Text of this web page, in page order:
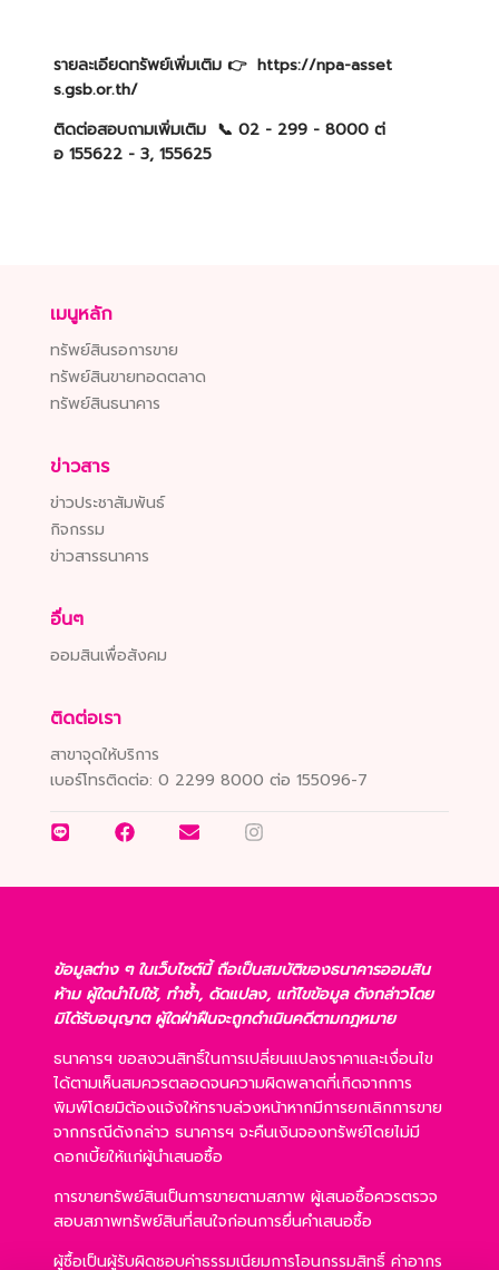
รายละเอียดทรัพย์เพิ่มเติม 👉 https://npa-asset
s.gsb.or.th/
ติดต่อสอบถามเพิ่มเติม 📞 02 - 299 - 8000 ต่
อ 155622 - 3, 155625
เมนูหลัก
ทรัพย์สินรอการขาย
ทรัพย์สินขายทอดตลาด
ทรัพย์สินธนาคาร
ข่าวสาร
ข่าวประชาสัมพันธ์
กิจกรรม
ข่าวสารธนาคาร
อื่นๆ
ออมสินเพื่อสังคม
ติดต่อเรา
สาขาจุดให้บริการ
เบอร์โทรติดต่อ: 0 2299 8000 ต่อ 155096-7
ข้อมูลต่าง ๆ ในเว็บไซต์นี้ ถือเป็นสมบัติของธนาคารออมสิน
ห้าม ผู้ใดนำไปใช้, ทำซ้ำ, ดัดแปลง, แก้ไขข้อมูล ดังกล่าวโดย
มิได้รับอนุญาต ผู้ใดฝ่าฝืนจะถูกดำเนินคดีตามกฎหมาย
ธนาคารฯ ขอสงวนสิทธิ์ในการเปลี่ยนแปลงราคาและเงื่อนไข
ได้ตามเห็นสมควรตลอดจนความผิดพลาดที่เกิดจากการ
พิมพ์โดยมิต้องแจ้งให้ทราบล่วงหน้าหากมีการยกเลิกการขาย
จากกรณีดังกล่าว ธนาคารฯ จะคืนเงินจองทรัพย์โดยไม่มี
ดอกเบี้ยให้แก่ผู้นำเสนอซื้อ
การขายทรัพย์สินเป็นการขายตามสภาพ ผู้เสนอซื้อควรตรวจ
สอบสภาพทรัพย์สินที่สนใจก่อนการยื่นคำเสนอซื้อ
ผู้ซื้อเป็นผู้รับผิดชอบค่าธรรมเนียมการโอนกรรมสิทธิ์ ค่าอากร